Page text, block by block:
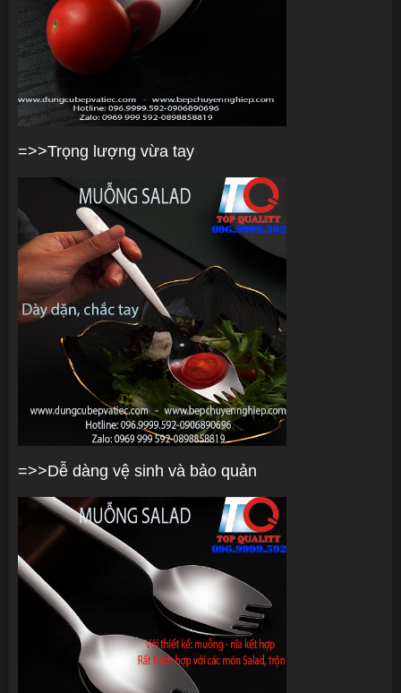
=>>Trọng lượng vừa tay
=>>Dễ dàng vệ sinh và bảo quản